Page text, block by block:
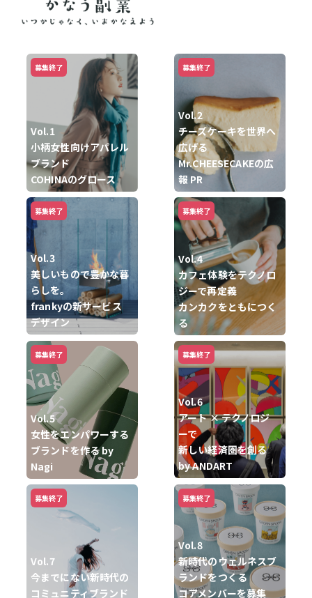
募集終了
Vol.1
小柄女性向けアパレル
ブランド
COHINAのグロース
募集終了
Vol.2
チーズケーキを世界へ
広げる
Mr.CHEESECAKEの広
報 PR
募集終了
Vol.3
美しいもので豊かな暮
らしを。
frankyの新サービス
デザイン
募集終了
Vol.4
カフェ体験をテクノロ
ジーで再定義
カンカクをともにつく
る
募集終了
Vol.5
女性をエンパワーする
ブランドを作る by
Nagi
募集終了
Vol.6
アート × テクノロジ
ーで
新しい経済圏を創る
by ANDART
募集終了
Vol.7
今までにない新時代の
コミュニティブランド
募集終了
Vol.8
新時代のウェルネスブ
ランドをつくる
コアメンバーを募集